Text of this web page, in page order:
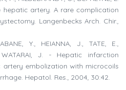
hepatic artery. A rare complication
Langenbecks Arch. Chir.,
Y., HEIANNA, J., TATE, E.,
WATARAI, J. - Hepatic infarction
artery embolization with microcoils
Hepatol. Res., 2004, 30:42.